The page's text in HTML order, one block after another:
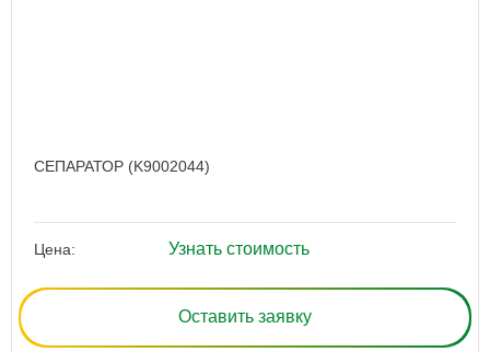
СЕПАРАТОР (K9002044)
Цена: Узнать стоимость
Оставить заявку